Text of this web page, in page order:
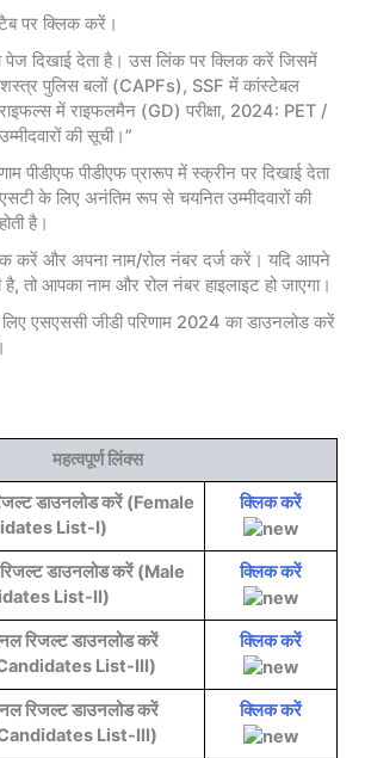
पर क्लिक करें।
पेज दिखाई देता है। उस लिंक पर क्लिक करें जिसमें
पुलिस बलों (CAPFs), SSF में कांस्टेबल
में राइफलमैन (GD) परीक्षा, 2024: PET /
की सूची।”
पीडीएफ पीडीएफ प्रारूप में स्क्रीन पर दिखाई देता
के लिए अनंतिम रूप से चयनित उम्मीदवारों की
है।
करें और अपना नाम/रोल नंबर दर्ज करें। यदि आपने
है, तो आपका नाम और रोल नंबर हाइलाइट हो जाएगा।
लिए एसएससी जीडी परिणाम 2024 का डाउनलोड करें
महत्वपूर्ण लिंक्स
डाउनलोड करें (Female
List-I)
क्लिक करें
डाउनलोड करें (Male
List-II)
क्लिक करें
रिजल्ट डाउनलोड करें
List-III)
क्लिक करें
रिजल्ट डाउनलोड करें
List-III)
क्लिक करें